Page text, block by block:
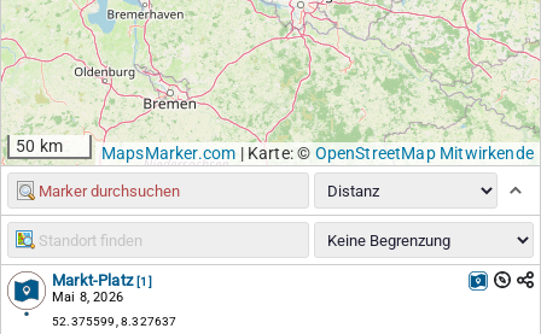
50 km MapsMarker.com |Karte: © OpenStreetMap Mitwirkende
Markt-Platz [1]
Mai 8, 2026
52.375599, 8.327637